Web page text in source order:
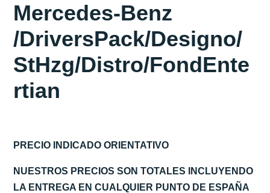
Mercedes-Benz
/DriversPack/Designo/
StHzg/Distro/FondEnte
rtian
PRECIO INDICADO ORIENTATIVO
NUESTROS PRECIOS SON TOTALES INCLUYENDO
LA ENTREGA EN CUALQUIER PUNTO DE ESPAÑA